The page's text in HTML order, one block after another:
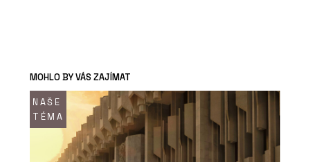
MOHLO BY VÁS ZAJÍMAT
NAŠE
TÉMA